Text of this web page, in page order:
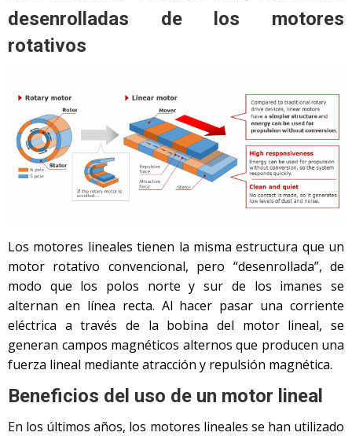
desenrolladas de los motores
rotativos
Los motores lineales tienen la misma estructura que un
motor rotativo convencional, pero “desenrollada”, de
modo que los polos norte y sur de los imanes se
alternan en línea recta. Al hacer pasar una corriente
eléctrica a través de la bobina del motor lineal, se
generan campos magnéticos alternos que producen una
fuerza lineal mediante atracción y repulsión magnética.
Beneficios del uso de un motor lineal
En los últimos años, los motores lineales se han utilizado